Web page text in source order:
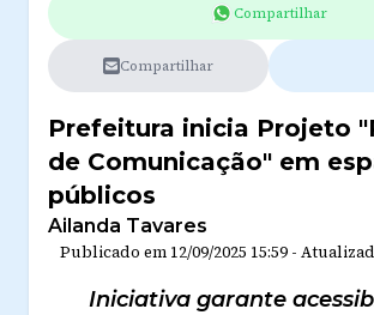
Compartilhar
Compartilhar
Prefeitura inicia Projeto
de Comunicação" em
públicos
Ailanda Tavares
Publicado em 12/09/2025 15:59-
Iniciativa garante